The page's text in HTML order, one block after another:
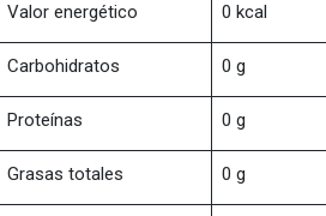
Valor energético 0 kcal
Carbohidratos 0 g
Proteínas 0 g
Grasas totales 0 g